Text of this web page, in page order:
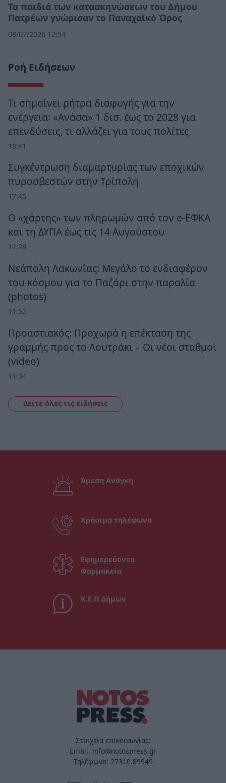
Τα παιδιά των κατασκηνώσεων του Δήμου
Πατρέων γνώρισαν το Παναχαϊκό Όρος
08/07/2026 12:54
Ροή Ειδήσεων
Τι σημαίνει ρήτρα διαφυγής για την
ενέργεια: «Ανάσα» 1 δισ. έως το 2028 για
επενδύσεις, τι αλλάζει για τους πολίτες
18:41
Συγκέντρωση διαμαρτυρίας των εποχικών
πυροσβεστών στην Τρίπολη
17:45
Ο «χάρτης» των πληρωμών από τον e-ΕΦΚΑ
και τη ΔΥΠΑ έως τις 14 Αυγούστου
12:28
Νεάπολη Λακωνίας: Μεγάλο το ενδιαφέρον
του κόσμου για το Παζάρι στην παραλία
(photos)
11:52
Προαστιακός: Προχωρά η επέκταση της
γραμμής προς το Λουτράκι – Οι νέοι σταθμοί
(video)
11:34
Δείτε όλες τις ειδήσεις
Άμεση Ανάγκη
Χρήσιμα τηλέφωνα
Εφημερεύοντα
Φαρμακεία
Κ.Ε.Π Δήμων
Στοιχεία επικοινωνίας:
Email. info@notospress.gr
Τηλέφωνο: 27310.89949